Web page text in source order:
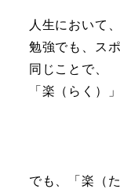
人生において、
勉強でも、ス
同じことで、
「楽（らく）
でも、「楽（